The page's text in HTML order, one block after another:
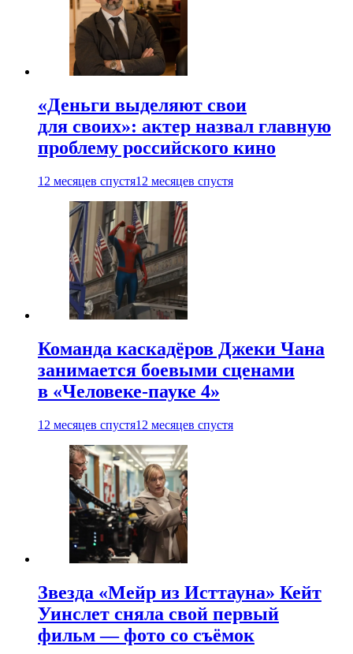
«Деньги выделяют свои
для своих»: актер назвал главную
проблему российского кино
12 месяцев спустя12 месяцев спустя
Команда каскадёров Джеки Чана
занимается боевыми сценами
в «Человеке-пауке 4»
12 месяцев спустя12 месяцев спустя
Звезда «Мейр из Исттауна» Кейт
Уинслет сняла свой первый
фильм — фото со съёмок